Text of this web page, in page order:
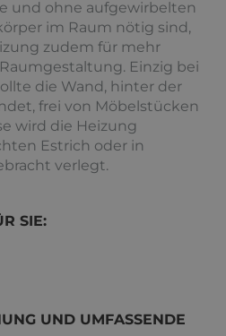
und ohne aufgewirbelten
im Raum nötig sind,
zudem für mehr
Einzig bei
die Wand, hinter der
frei von Möbelstücken
wird die Heizung
Estrich oder in
verlegt.
SIE:
UND UMFASSENDE